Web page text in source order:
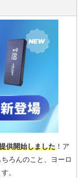
供開始しました ！ア
ろんのこと、ヨーロ
。